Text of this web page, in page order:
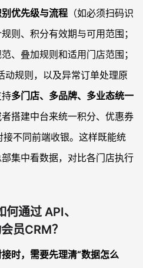
优先级与流程 （如必须扫码识
则、积分有效期与可用范围；
、叠加规则和适用门店范围；
动规则，以及异常订单处理原
多门店、多品牌、多业态统一
者搭建中台来统一积分、优惠券
不同前端收银。这样既能统
集中看数据，对比各门店执行
通过 API、
员CRM？
时，需要先理清“数据怎么